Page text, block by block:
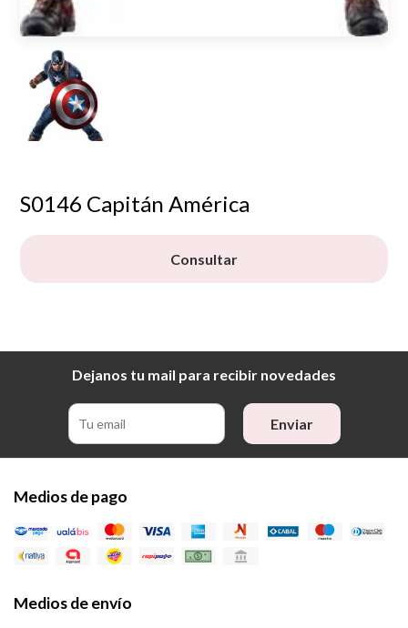
S0146 Capitán América
Consultar
Dejanos tu mail para recibir novedades
Enviar
Medios de pago
Medios de envío